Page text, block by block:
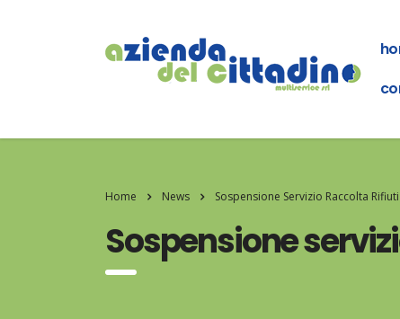
Home News Sospensione Servizio Raccolta
Sospensione